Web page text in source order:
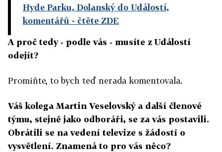
Hyde Parku, Dolanský do Událostí,
komentářů - čtěte ZDE
A proč tedy - podle vás - musíte z Událostí
odejít?
Promiňte, to bych teď nerada komentovala.
Váš kolega Martin Veselovský a další členové
týmu, stejně jako odboráři, se za vás postavili.
Obrátili se na vedení televize s žádostí o
vysvětlení. Znamená to pro vás něco?